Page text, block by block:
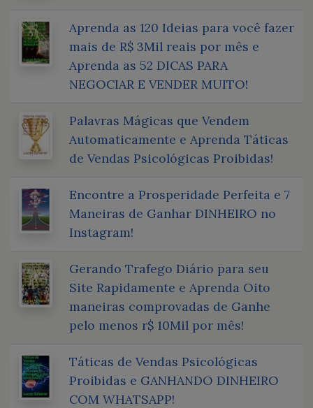
Aprenda as 120 Ideias para você fazer
mais de R$ 3Mil reais por mês e
Aprenda as 52 DICAS PARA
NEGOCIAR E VENDER MUITO!
Palavras Mágicas que Vendem
Automaticamente e Aprenda Táticas
de Vendas Psicológicas Proibidas!
Encontre a Prosperidade Perfeita e 7
Maneiras de Ganhar DINHEIRO no
Instagram!
Gerando Trafego Diário para seu
Site Rapidamente e Aprenda Oito
maneiras comprovadas de Ganhe
pelo menos r$ 10Mil por mês!
Táticas de Vendas Psicológicas
Proibidas e GANHANDO DINHEIRO
COM WHATSAPP!